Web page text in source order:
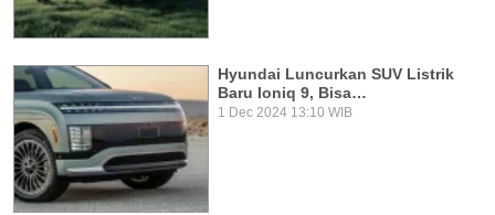
Hyundai Luncurkan SUV Listrik
Baru Ioniq 9, Bisa…
1 Dec 2024 13:10 WIB